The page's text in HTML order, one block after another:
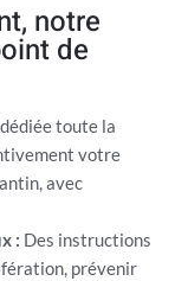
notre
de
toute la
votre
avec
: Des instructions
prévenir